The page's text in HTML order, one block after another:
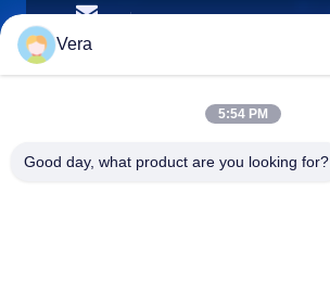
E-mail
Telefono
Vera
5:54 PM
Good day, what product are you looking for?